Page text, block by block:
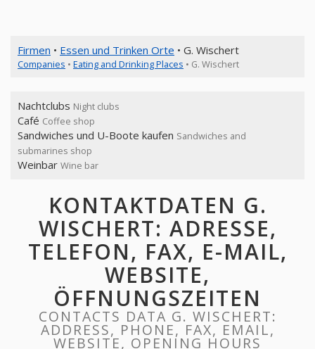
Firmen • Essen und Trinken Orte • G. Wischert
Companies • Eating and Drinking Places • G. Wischert
Nachtclubs Night clubs
Café Coffee shop
Sandwiches und U-Boote kaufen Sandwiches and
submarines shop
Weinbar Wine bar
KONTAKTDATEN G.
WISCHERT: ADRESSE,
TELEFON, FAX, E-MAIL,
WEBSITE,
ÖFFNUNGSZEITEN
CONTACTS DATA G. WISCHERT:
ADDRESS, PHONE, FAX, EMAIL,
WEBSITE, OPENING HOURS